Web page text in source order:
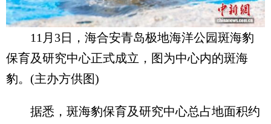
11月3日，海合安青岛极地海洋公园斑海豹
保育及研究中心正式成立，图为中心内的斑海
豹。(主办方供图)
据悉，斑海豹保育及研究中心总占地面积约